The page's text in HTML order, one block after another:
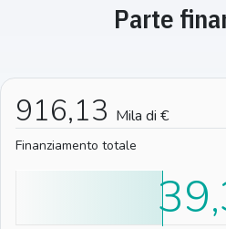
Parte
916,13 Mila di €
Finanziamento totale